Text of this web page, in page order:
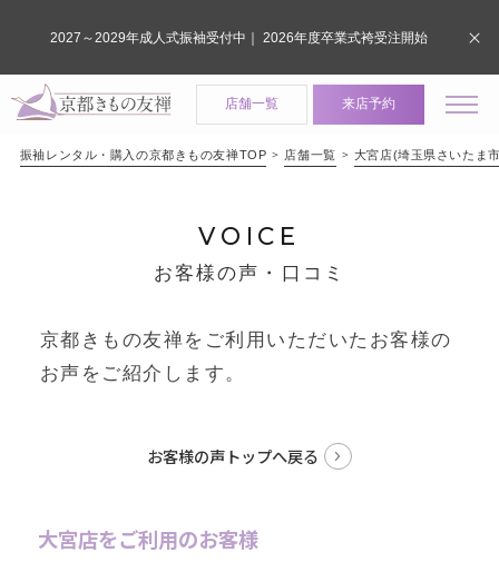
店舗一覧 来店予約
振袖レンタル・購入の京都きもの友禅TOP 店舗一覧 大宮店(埼玉県さいたま
VOICE
お客様の声・口コミ
京都きもの友禅をご利用いただいたお客様の
お声をご紹介します。
お客様の声トップへ戻る
大宮店をご利用のお客様
2027～2029年成人式振袖受付中｜ 2026年度卒業式袴受注開始